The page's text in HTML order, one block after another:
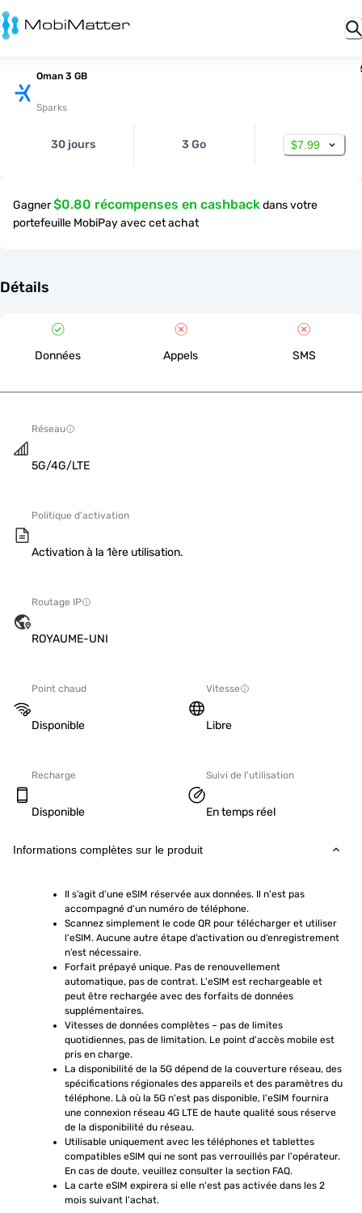
Oman 3 GB
Sparks
30 jours 3 Go $7.99
Gagner$0.80 récompenses en cashbackdans votre
portefeuille MobiPay avec cet achat
Détails
Données Appels SMS
Réseau
5G/4G/LTE
Politique d'activation
Activation à la 1ère utilisation.
Routage IP
ROYAUME-UNI
Point chaud
Disponible
Vitesse
Libre
Recharge
Disponible
Suivi de l'utilisation
En temps réel
Informations complètes sur le produit
Il s’agit d’une eSIM réservée aux données. Il n'est pas
accompagné d'un numéro de téléphone.
Scannez simplement le code QR pour télécharger et utiliser
l'eSIM. Aucune autre étape d’activation ou d’enregistrement
n’est nécessaire.
Forfait prépayé unique. Pas de renouvellement
automatique, pas de contrat. L'eSIM est rechargeable et
peut être rechargée avec des forfaits de données
supplémentaires.
Vitesses de données complètes – pas de limites
quotidiennes, pas de limitation. Le point d'accès mobile est
pris en charge.
La disponibilité de la 5G dépend de la couverture réseau, des
spécifications régionales des appareils et des paramètres du
téléphone. Là où la 5G n'est pas disponible, l'eSIM fournira
une connexion réseau 4G LTE de haute qualité sous réserve
de la disponibilité du réseau.
Utilisable uniquement avec les téléphones et tablettes
compatibles eSIM qui ne sont pas verrouillés par l'opérateur.
En cas de doute, veuillez consulter la section FAQ.
La carte eSIM expirera si elle n'est pas activée dans les 2
mois suivant l'achat.